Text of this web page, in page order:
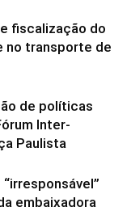
fiscalização do
no transporte de
de políticas
Inter-
Paulista
embaixadora